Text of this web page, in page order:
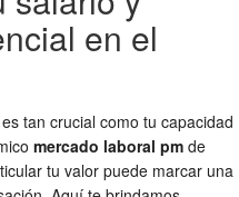
en el
tan crucial como tu capacidad
mercado laboral pm de
tu valor puede marcar una